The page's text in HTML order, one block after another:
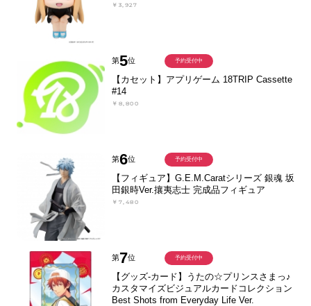
￥3,927
第5位
【カセット】アプリゲーム 18TRIP Cassette
#14
￥8,800
予約受付中
第6位
【フィギュア】G.E.M.Caratシリーズ 銀魂 坂
田銀時Ver.攘夷志士 完成品フィギュア
￥7,480
予約受付中
第7位
【グッズ-カード】うたの☆プリンスさまっ♪
カスタマイズビジュアルカードコレクション
Best Shots from Everyday Life Ver.
予約受付中